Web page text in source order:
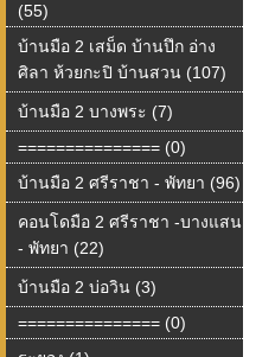
(55)
บ้านมือ 2 เสม็ด บ้านปึก อ่าง
ศิลา ห้วยกะปิ บ้านสวน (107)
บ้านมือ 2 บางพระ (7)
=============== (0)
บ้านมือ 2 ศรีราชา - พัทยา (96)
คอนโดมือ 2 ศรีราชา -บางแสน
- พัทยา (22)
บ้านมือ 2 บ่อวิน (3)
=============== (0)